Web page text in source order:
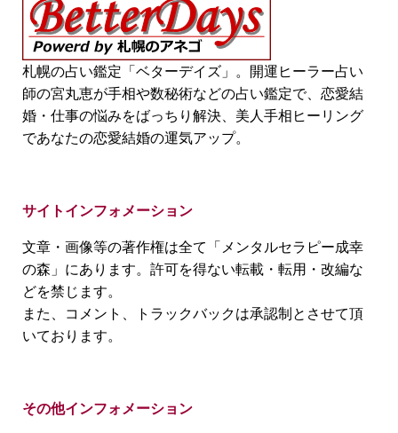
札幌の占い鑑定「ベターデイズ」。開運ヒーラー占い
師の宮丸恵が手相や数秘術などの占い鑑定で、恋愛結
婚・仕事の悩みをばっちり解決、美人手相ヒーリング
であなたの恋愛結婚の運気アップ。
サイトインフォメーション
文章・画像等の著作権は全て「メンタルセラピー成幸
の森」にあります。許可を得ない転載・転用・改編な
どを禁じます。
また、コメント、トラックバックは承認制とさせて頂
いております。
その他インフォメーション